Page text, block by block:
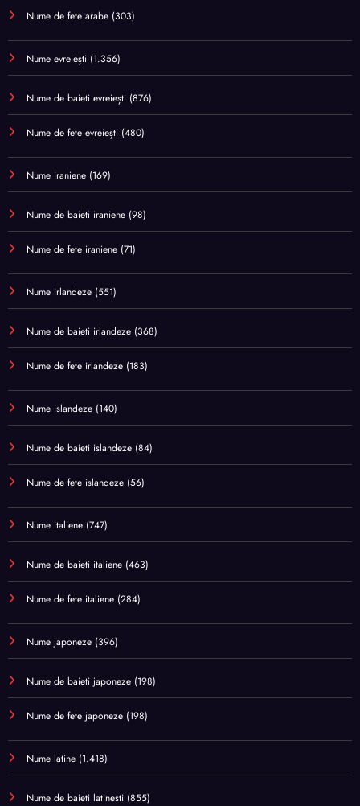
Nume de fete arabe (303)
Nume evreiești (1.356)
Nume de baieti evreiești (876)
Nume de fete evreiești (480)
Nume iraniene (169)
Nume de baieti iraniene (98)
Nume de fete iraniene (71)
Nume irlandeze (551)
Nume de baieti irlandeze (368)
Nume de fete irlandeze (183)
Nume islandeze (140)
Nume de baieti islandeze (84)
Nume de fete islandeze (56)
Nume italiene (747)
Nume de baieti italiene (463)
Nume de fete italiene (284)
Nume japoneze (396)
Nume de baieti japoneze (198)
Nume de fete japoneze (198)
Nume latine (1.418)
Nume de baieti latinesti (855)